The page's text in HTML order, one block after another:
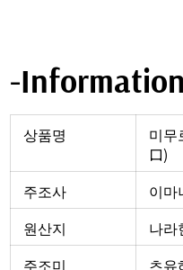
-Information
상품명
미무
口)
주조사
이마
원산지
나라
주조미
츠유